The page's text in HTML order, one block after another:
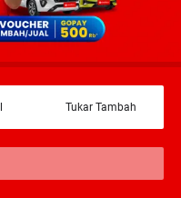
Tukar Tambah